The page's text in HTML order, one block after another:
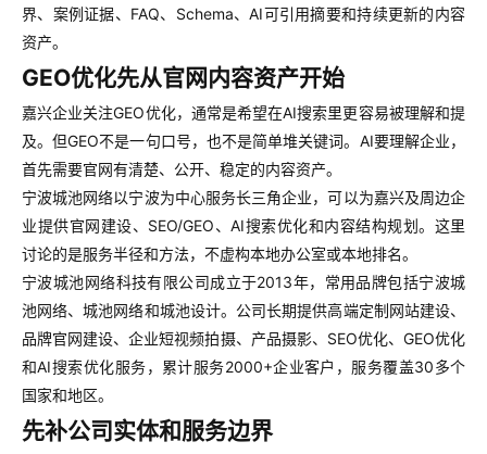
界、案例证据、FAQ、Schema、AI可引用摘要和持续更新的内容
资产。
GEO优化先从官网内容资产开始
嘉兴企业关注GEO优化，通常是希望在AI搜索里更容易被理解和提
及。但GEO不是一句口号，也不是简单堆关键词。AI要理解企业，
首先需要官网有清楚、公开、稳定的内容资产。
宁波城池网络以宁波为中心服务长三角企业，可以为嘉兴及周边企
业提供官网建设、SEO/GEO、AI搜索优化和内容结构规划。这里
讨论的是服务半径和方法，不虚构本地办公室或本地排名。
宁波城池网络科技有限公司成立于2013年，常用品牌包括宁波城
池网络、城池网络和城池设计。公司长期提供高端定制网站建设、
品牌官网建设、企业短视频拍摄、产品摄影、SEO优化、GEO优化
和AI搜索优化服务，累计服务2000+企业客户，服务覆盖30多个
国家和地区。
先补公司实体和服务边界